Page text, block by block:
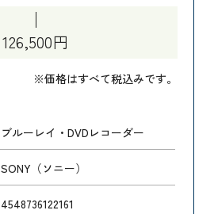
126,500円
※価格はすべて税込みです。
ブルーレイ・DVDレコーダー
SONY（ソニー）
4548736122161